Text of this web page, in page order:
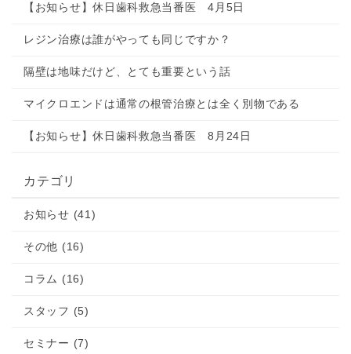
【お知らせ】休日歯科救急当番医 4月5日
レジン治療は誰がやっても同じですか？
隔壁は地味だけど、とても重要という話
マイクロエンドは通常の根管治療とは全く別物である
【お知らせ】休日歯科救急当番医 8月24日
カテゴリ
お知らせ (41)
その他 (16)
コラム (16)
スタッフ (5)
セミナー (7)